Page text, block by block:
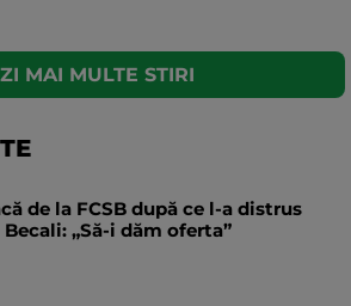
MAI MULTE STIRI
de la FCSB după ce l-a distrus
„Să-i dăm oferta”